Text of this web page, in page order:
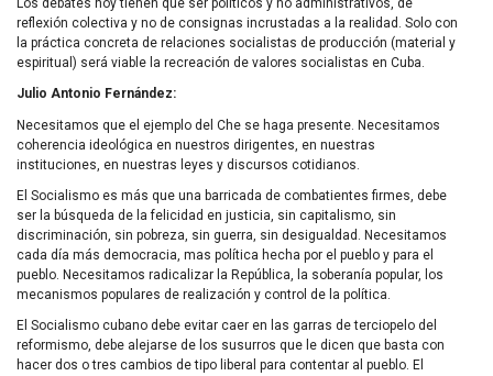
Los debates hoy tienen que ser políticos y no administrativos, de
reflexión colectiva y no de consignas incrustadas a la realidad. Solo con
la práctica concreta de relaciones socialistas de producción (material y
espiritual) será viable la recreación de valores socialistas en Cuba.
Julio Antonio Fernández:
Necesitamos que el ejemplo del Che se haga presente. Necesitamos
coherencia ideológica en nuestros dirigentes, en nuestras
instituciones, en nuestras leyes y discursos cotidianos.
El Socialismo es más que una barricada de combatientes firmes, debe
ser la búsqueda de la felicidad en justicia, sin capitalismo, sin
discriminación, sin pobreza, sin guerra, sin desigualdad. Necesitamos
cada día más democracia, mas política hecha por el pueblo y para el
pueblo. Necesitamos radicalizar la República, la soberanía popular, los
mecanismos populares de realización y control de la política.
El Socialismo cubano debe evitar caer en las garras de terciopelo del
reformismo, debe alejarse de los susurros que le dicen que basta con
hacer dos o tres cambios de tipo liberal para contentar al pueblo. El